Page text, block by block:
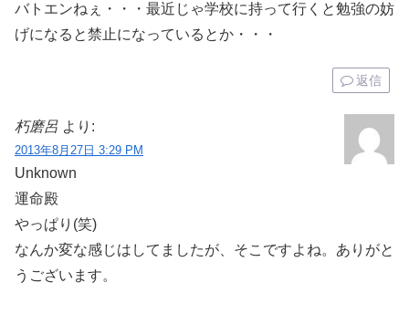
バトエンねぇ・・・最近じゃ学校に持って行くと勉強の妨
げになると禁止になっているとか・・・
返信
朽磨呂 より:
2013年8月27日 3:29 PM
Unknown
運命殿
やっぱり(笑)
なんか変な感じはしてましたが、そこですよね。ありがと
うございます。